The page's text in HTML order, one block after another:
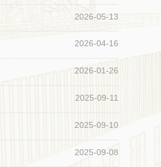
2026-05-13
2026-04-16
2026-01-26
2025-09-11
2025-09-10
2025-09-08